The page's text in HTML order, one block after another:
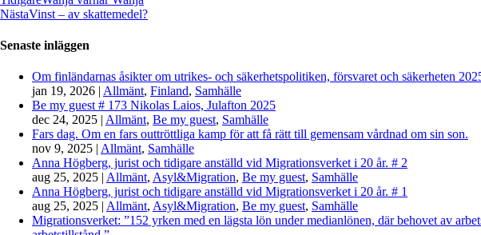
NästaVinst – av skattemedel?
Senaste inläggen
Om finländarnas åsikter om utrikes- och säkerhetspolitiken, försvaret och säkerheten
jan 19, 2026 | Allmänt, Finland, Samhälle
Be my guest # 173 Nikolas Laios, Julafton 2025
dec 24, 2025 | Allmänt, Be my guest, Samhälle
Fars dag. Om en fars outtröttliga kamp för att få rätt till gemensam vårdnad om sin son.
nov 9, 2025 | Allmänt, Samhälle
Anna Högberg, jurist och tidigare anställd vid Migrationsverket i 20 år. # 2
aug 25, 2025 | Allmänt, Asyl&Migration, Be my guest, Samhälle
Anna Högberg, jurist och tidigare anställd vid Migrationsverket i 20 år. # 1
aug 25, 2025 | Allmänt, Asyl&Migration, Be my guest, Samhälle
Migrationsverket: ”152 yrken med en lägsta lön under medianlönen, där behovet av